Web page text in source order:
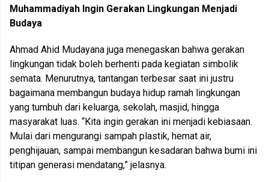
Muhammadiyah Ingin Gerakan Lingkungan Menjadi
Budaya
Ahmad Ahid Mudayana juga menegaskan bahwa gerakan
lingkungan tidak boleh berhenti pada kegiatan simbolik
semata. Menurutnya, tantangan terbesar saat ini justru
bagaimana membangun budaya hidup ramah lingkungan
yang tumbuh dari keluarga, sekolah, masjid, hingga
masyarakat luas. “Kita ingin gerakan ini menjadi kebiasaan.
Mulai dari mengurangi sampah plastik, hemat air,
penghijauan, sampai membangun kesadaran bahwa bumi ini
titipan generasi mendatang,” jelasnya.